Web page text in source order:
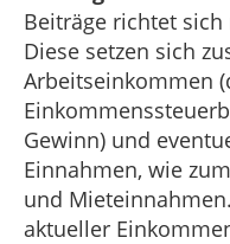
Beiträge richtet
Diese setzen sich
Arbeitseinkommen
Gewinn) und
Einnahmen, wie
und
aktueller